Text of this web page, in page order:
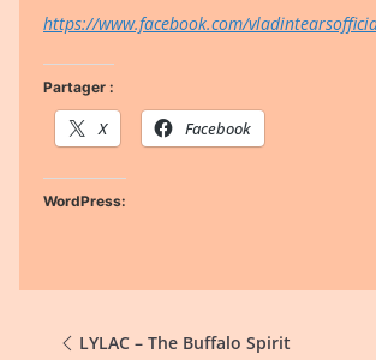
https://www.facebook.com/
Partager :
X Facebook
WordPress:
LYLAC – The Buffalo Spirit